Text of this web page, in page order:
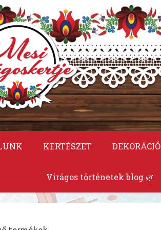
KERTÉSZET DEKORÁCIÓ
Virágos történetek blog 🌿